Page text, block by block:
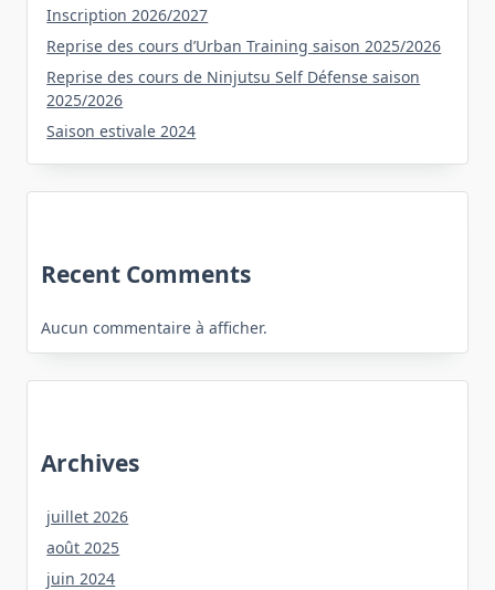
Inscription 2026/2027
Reprise des cours d’Urban Training saison 2025/2026
Reprise des cours de Ninjutsu Self Défense saison
2025/2026
Saison estivale 2024
Recent Comments
Aucun commentaire à afficher.
Archives
juillet 2026
août 2025
juin 2024